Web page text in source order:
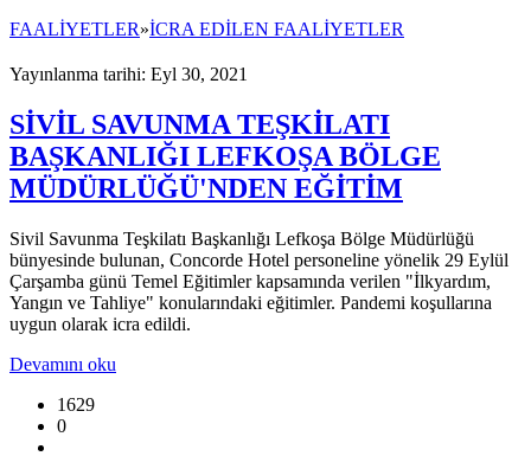
FAALİYETLER»İCRA EDİLEN FAALİYETLER
Yayınlanma tarihi: Eyl 30, 2021
SİVİL SAVUNMA TEŞKİLATI
BAŞKANLIĞI LEFKOŞA BÖLGE
MÜDÜRLÜĞÜ'NDEN EĞİTİM
Sivil Savunma Teşkilatı Başkanlığı Lefkoşa Bölge Müdürlüğü
bünyesinde bulunan, Concorde Hotel personeline yönelik 29 Eylül
Çarşamba günü Temel Eğitimler kapsamında verilen "İlkyardım,
Yangın ve Tahliye" konularındaki eğitimler. Pandemi koşullarına
uygun olarak icra edildi.
Devamını oku
1629
0